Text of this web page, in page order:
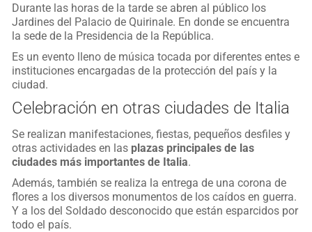
Durante las horas de la tarde se abren al público los
Jardines del Palacio de Quirinale. En donde se encuentra
la sede de la Presidencia de la República.
Es un evento lleno de música tocada por diferentes entes e
instituciones encargadas de la protección del país y la
ciudad.
Celebración en otras ciudades de Italia
Se realizan manifestaciones, fiestas, pequeños desfiles y
otras actividades en las plazas principales de las
ciudades más importantes de Italia.
Además, también se realiza la entrega de una corona de
flores a los diversos monumentos de los caídos en guerra.
Y a los del Soldado desconocido que están esparcidos por
todo el país.